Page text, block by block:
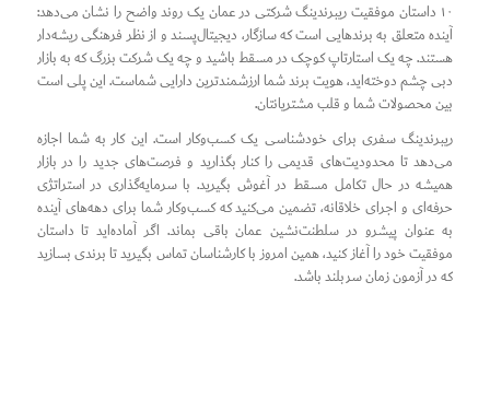
۱۰ داستان موفقیت ریبرندینگ شرکتی در عمان یک روند واضح را نشان می‌دهد:
آینده متعلق به برندهایی است که سازگار، دیجیتال‌پسند و از نظر فرهنگی ریشه‌دار
هستند. چه یک استارتاپ کوچک در مسقط باشید و چه یک شرکت بزرگ که به بازار
دبی چشم دوخته‌اید، هویت برند شما ارزشمندترین دارایی شماست. این پلی است
بین محصولات شما و قلب مشتریانتان.
ریبرندینگ سفری برای خودشناسی یک کسب‌وکار است. این کار به شما اجازه
می‌دهد تا محدودیت‌های قدیمی را کنار بگذارید و فرصت‌های جدید را در بازار
همیشه در حال تکامل مسقط در آغوش بگیرید. با سرمایه‌گذاری در استراتژی
حرفه‌ای و اجرای خلاقانه، تضمین می‌کنید که کسب‌وکار شما برای دهه‌های آینده
به عنوان پیشرو در سلطنت‌نشین عمان باقی بماند. اگر آماده‌اید تا داستان
موفقیت خود را آغاز کنید، همین امروز با کارشناسان تماس بگیرید تا برندی بسازید
که در آزمون زمان سربلند باشد.